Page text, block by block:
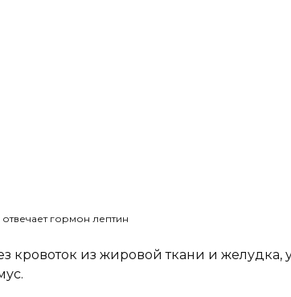
отвечает гормон лептин
кровоток из жировой ткани и